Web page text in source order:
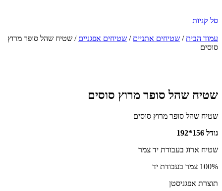
סל קניות
עמוד הבית/ שטיחים אתניים / שטיחים אפגניים / שטיח שהל סופר מרוץ
סוסים
הנחה
שטיח שהל סופר מרוץ סוסים
שטיח שהל סופר מרוץ סוסים
גודל 156*192
שטיח ארוג בעבודת יד צמר
100% צמר בעבודת יד
תוצרת אפגניסטן